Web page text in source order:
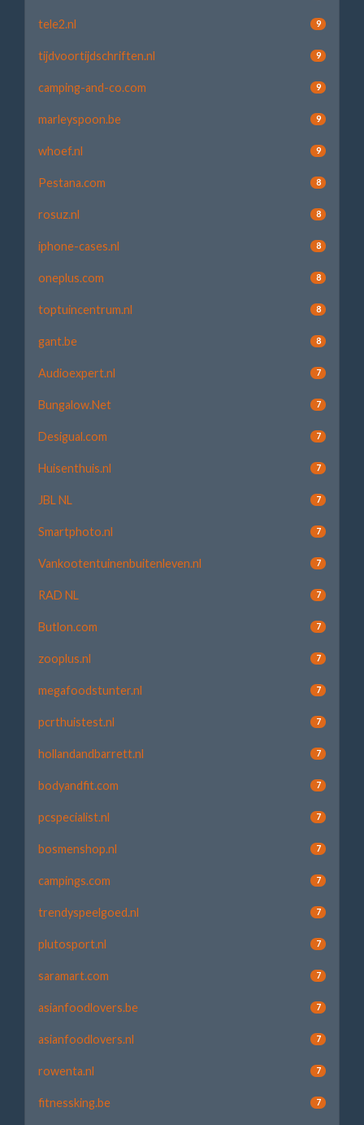
tele2.nl 9
tijdvoortijdschriften.nl 9
camping-and-co.com 9
marleyspoon.be 9
whoef.nl 9
Pestana.com 8
rosuz.nl 8
iphone-cases.nl 8
oneplus.com 8
toptuincentrum.nl 8
gant.be 8
Audioexpert.nl 7
Bungalow.Net 7
Desigual.com 7
Huisenthuis.nl 7
JBL NL 7
Smartphoto.nl 7
Vankootentuinenbuitenleven.nl 7
RAD NL 7
Butlon.com 7
zooplus.nl 7
megafoodstunter.nl 7
pcrthuistest.nl 7
hollandandbarrett.nl 7
bodyandfit.com 7
pcspecialist.nl 7
bosmenshop.nl 7
campings.com 7
trendyspeelgoed.nl 7
plutosport.nl 7
saramart.com 7
asianfoodlovers.be 7
asianfoodlovers.nl 7
rowenta.nl 7
fitnessking.be 7